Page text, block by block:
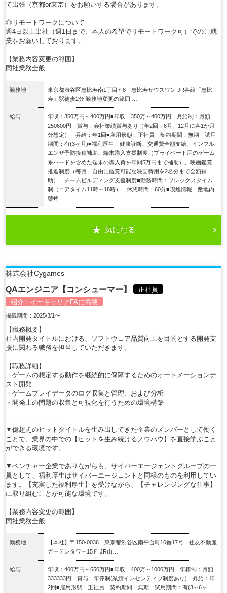
て出張（京都or東京）をお願いする場合があります。
◎リモートワークについて
週4日以上出社（週1日まで、本人の希望でリモートワーク可）でのご就
業をお願いしております。
【業務内容変更の範囲】
同社業務全般
勤務地
東京都渋谷区恵比寿南1丁目7-8 恵比寿サウスワン JR各線「恵比
寿」駅徒歩2分 勤務地変更の範囲:…
給与
年収：350万円～400万円■年収：350万～400万円 月給制：月額
250600円 賞与：会社業績賞与あり（年2回：6月、12月に各1か月
分想定） 昇給：年1回■雇用形態：正社員 契約期間：無期 試用
期間：有(3ヶ月)■福利厚生：健康診断、交通費全額支給、インフル
エンザ予防接種補助、端末購入支援制度（プライベート用のゲーム
系ハードを含めた端末の購入費を年間5万円まで補助）、映画鑑賞
推進制度（毎月、自由に鑑賞可能な映画費用を2名分まで全額補
助）、チームビルディング支援制度■勤務時間：フレックスタイム
制（コアタイム11時～18時） 休憩時間：60分■喫煙情報：敷地内
禁煙
気になる
株式会社Cygames
QAエンジニア【コンシューマー】
正社員
紹介： イーキャリアFAに掲載
掲載期間：2025/3/1〜
【職務概要】
社内開発タイトルにおける、ソフトウェア品質向上を目的とする開発支
援に関わる職務を担当していただきます。
【職務詳細】
・ゲームの想定する動作を継続的に保障するためのオートメーションテ
スト開発
・ゲームプレイデータのログ収集と管理、および分析
・開発上の問題の収集と可視化を行うための環境構築
---------------------------
▼億超えのヒットタイトルを生み出してきた企業のメンバーとして働く
ことで、業界の中での【ヒットを生み続けるノウハウ】を直接学ぶこと
ができる環境です。
▼ベンチャー企業でありながらも、サイバーエージェントグループの一
員として、福利厚生はサイバーエージェントと同様のものを利用してい
ます。【充実した福利厚生】を受けながら、【チャレンジングな仕事】
に取り組むことが可能な環境です。
【業務内容変更の範囲】
同社業務全般
勤務地
【本社】〒150-0036 東京都渋谷区南平台町16番17号 住友不動産
ガーデンタワー15Ｆ JR山…
給与
年収：400万円～650万円■年収：400万～1000万円 年棒制：月額
333333円 賞与：年俸制(業績インセンティブ制度あり) 昇給：年
2回■雇用形態：正社員 契約期間：無期 試用期間：有(3～6ヶ